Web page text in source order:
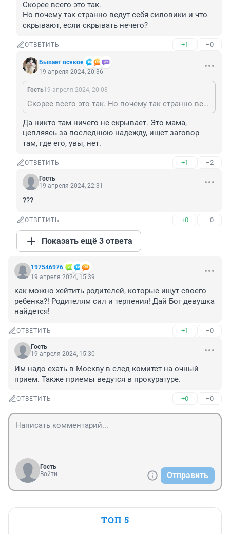
Скорее всего это так.
Но почему так странно ведут себя силовики и что
скрывают, если скрывать нечего?
ОТВЕТИТЬ +1 –0
Бывает всякое
19 апреля 2024, 20:36
Гость19 апреля 2024, 20:08
Скорее всего это так. Но почему так странно ведут себя силовики и что скрывают, если скрывать нечего?
Да никто там ничего не скрывает. Это мама,
цепляясь за последнюю надежду, ищет заговор
там, где его, увы, нет.
ОТВЕТИТЬ +1 –2
Гость
19 апреля 2024, 22:31
???
ОТВЕТИТЬ +0 –0
Показать ещё 3 ответа
197546976
19 апреля 2024, 15:39
как можно хейтить родителей, которые ищут своего
ребенка?! Родителям сил и терпения! Дай Бог девушка
найдется!
ОТВЕТИТЬ +1 –0
Гость
19 апреля 2024, 15:30
Им надо ехать в Москву в след комитет на очный
прием. Также приемы ведутся в прокуратуре.
ОТВЕТИТЬ +0 –0
Гость
Войти
Отправить
ТОП 5